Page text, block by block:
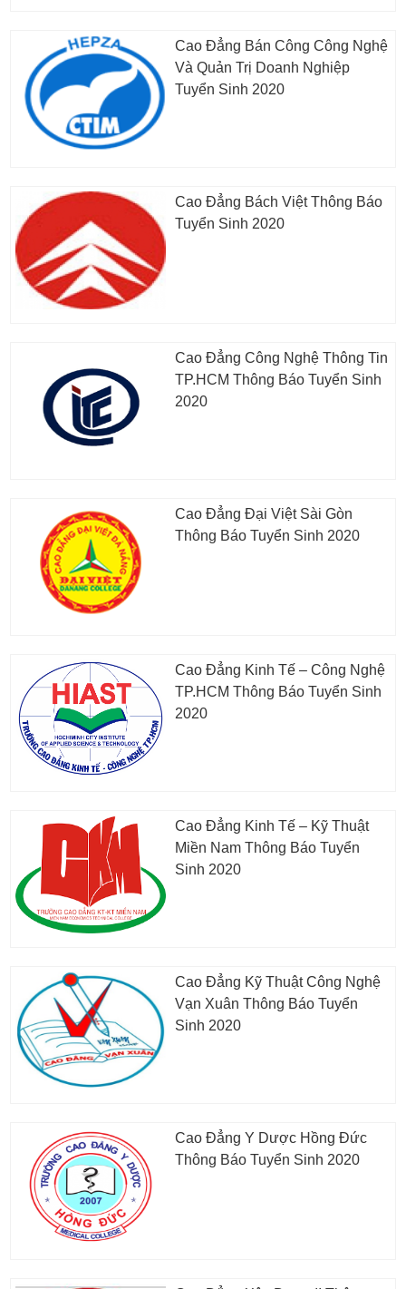
Cao Đẳng Bán Công Công Nghệ
Và Quản Trị Doanh Nghiệp
Tuyển Sinh 2020
Cao Đẳng Bách Việt Thông Báo
Tuyển Sinh 2020
Cao Đẳng Công Nghệ Thông Tin
TP.HCM Thông Báo Tuyển Sinh
2020
Cao Đẳng Đại Việt Sài Gòn
Thông Báo Tuyển Sinh 2020
Cao Đẳng Kinh Tế – Công Nghệ
TP.HCM Thông Báo Tuyển Sinh
2020
Cao Đẳng Kinh Tế – Kỹ Thuật
Miền Nam Thông Báo Tuyển
Sinh 2020
Cao Đẳng Kỹ Thuật Công Nghệ
Vạn Xuân Thông Báo Tuyển
Sinh 2020
Cao Đẳng Y Dược Hồng Đức
Thông Báo Tuyển Sinh 2020